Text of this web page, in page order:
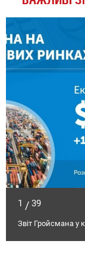
1 / 39
Звіт Гройсмана у